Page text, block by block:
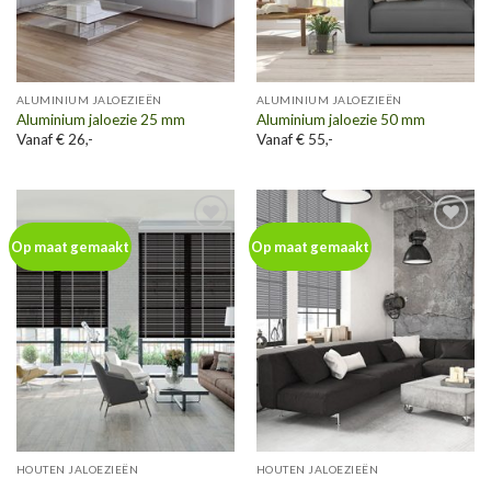
ALUMINIUM JALOEZIEËN
Aluminium jaloezie 25 mm
Vanaf € 26,-
ALUMINIUM JALOEZIEËN
Aluminium jaloezie 50 mm
Vanaf € 55,-
Op maat gemaakt
Toevoegen
aan
wenslijst
HOUTEN JALOEZIEËN
Op maat gemaakt
Toevoegen
aan
wenslijst
HOUTEN JALOEZIEËN